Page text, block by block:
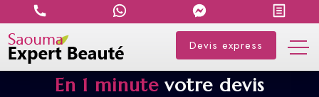
Devis express
En 1 minutevotre devis